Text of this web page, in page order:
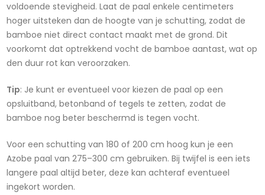
voldoende stevigheid. Laat de paal enkele centimeters
hoger uitsteken dan de hoogte van je schutting, zodat de
bamboe niet direct contact maakt met de grond. Dit
voorkomt dat optrekkend vocht de bamboe aantast, wat op
den duur rot kan veroorzaken.
Tip: Je kunt er eventueel voor kiezen de paal op een
opsluitband, betonband of tegels te zetten, zodat de
bamboe nog beter beschermd is tegen vocht.
Voor een schutting van 180 of 200 cm hoog kun je een
Azobe paal van 275–300 cm gebruiken. Bij twijfel is een iets
langere paal altijd beter, deze kan achteraf eventueel
ingekort worden.